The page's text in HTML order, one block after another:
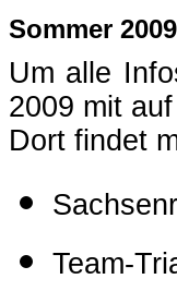
Sommer 2009
Um alle
2009 mit
Dort findet
Team-